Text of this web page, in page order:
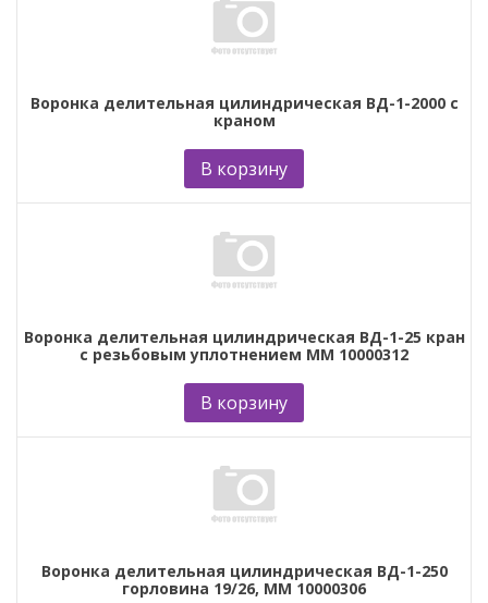
Воронка делительная цилиндрическая ВД-1-2000 с
краном
В корзину
Воронка делительная цилиндрическая ВД-1-25 кран
с резьбовым уплотнением ММ 10000312
В корзину
Воронка делительная цилиндрическая ВД-1-250
горловина 19/26, ММ 10000306